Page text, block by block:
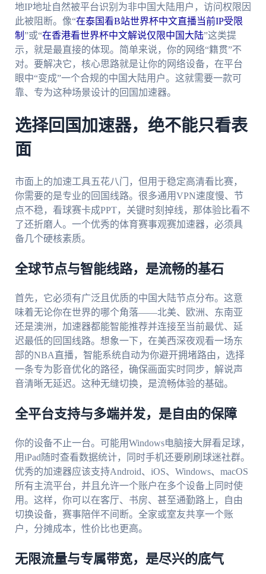
地IP地址自然被平台识别为非中国大陆用户，访问权限因
此被阻断。像“在泰国看B站世界杯中文直播当前IP受限
制 ”或“在香港看世界杯中文解说仅限中国大陆”这类提
示，就是最直接的体现。简单来说，你的网络“籍贯”不
对。要解决它，核心思路就是让你的网络设备，在平台
眼中“变成”一个合规的中国大陆用户。这就需要一款可
靠、专为这种场景设计的回国加速器。
选择回国加速器，绝不能只看表
面
市面上的加速工具五花八门，但用于稳定高清看比赛，
你需要的是专业的回国线路。很多通用VPN速度慢、节
点不稳，看球赛卡成PPT，关键时刻掉线，那体验比看不
了还折磨人。一个优秀的体育赛事观赛加速器，必须具
备几个硬核素质。
全球节点与智能线路，是流畅的基石
首先，它必须有广泛且优质的中国大陆节点分布。这意
味着无论你在世界的哪个角落——北美、欧洲、东南亚
还是澳洲，加速器都能智能推荐并连接至当前最优、延
迟最低的回国线路。想象一下，在美西深夜观看一场东
部的NBA直播，智能系统自动为你避开拥堵路由，选择
一条专为影音优化的路径，确保画面实时同步，解说声
音清晰无延迟。这种无缝切换，是流畅体验的基础。
全平台支持与多端并发，是自由的保障
你的设备不止一台。可能用Windows电脑接大屏看足球，
用iPad随时查看数据统计，同时手机还要刷刷球迷社群。
优秀的加速器应该支持Android、iOS、Windows、macOS
所有主流平台，并且允许一个账户在多个设备上同时使
用。这样，你可以在客厅、书房、甚至通勤路上，自由
切换设备，赛事陪伴不间断。全家或室友共享一个账
户，分摊成本，性价比也更高。
无限流量与专属带宽，是尽兴的底气